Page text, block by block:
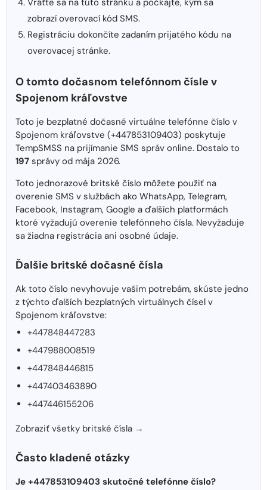
Vráťte sa na túto stránku a počkajte, kým sa
zobrazí overovací kód SMS.
Registráciu dokončíte zadaním prijatého kódu na
overovacej stránke.
O tomto dočasnom telefónnom čísle v
Spojenom kráľovstve
Toto je bezplatné dočasné virtuálne telefónne číslo v
Spojenom kráľovstve (+447853109403) poskytuje
TempSMSS na prijímanie SMS správ online. Dostalo to
197 správy od mája 2026.
Toto jednorazové britské číslo môžete použiť na
overenie SMS v službách ako WhatsApp, Telegram,
Facebook, Instagram, Google a ďalších platformách
ktoré vyžadujú overenie telefónneho čísla. Nevyžaduje
sa žiadna registrácia ani osobné údaje.
Ďalšie britské dočasné čísla
Ak toto číslo nevyhovuje vašim potrebám, skúste jedno
z týchto ďalších bezplatných virtuálnych čísel v
Spojenom kráľovstve:
+447848447283
+447988008519
+447848446815
+447403463890
+447446155206
Zobraziť všetky britské čísla →
Často kladené otázky
Je +447853109403 skutočné telefónne číslo?